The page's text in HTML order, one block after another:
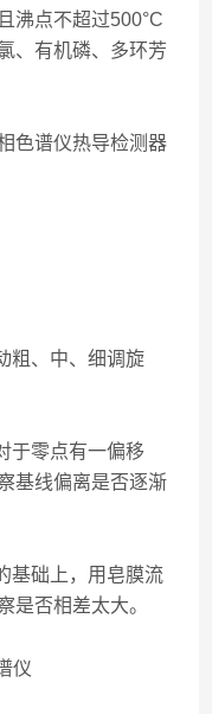
沸点不超过500°C
、有机磷、多环芳
谱仪热导检测器
、中、细调旋
零点有一偏移
基线偏离是否逐渐
础上，用皂膜流
是否相差太大。